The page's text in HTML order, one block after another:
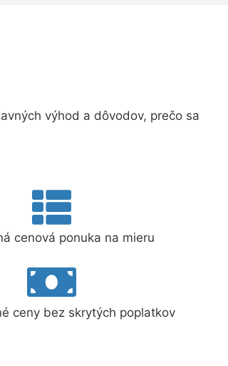
výhod a dôvodov, prečo sa
cenová ponuka na mieru
ceny bez skrytých poplatkov